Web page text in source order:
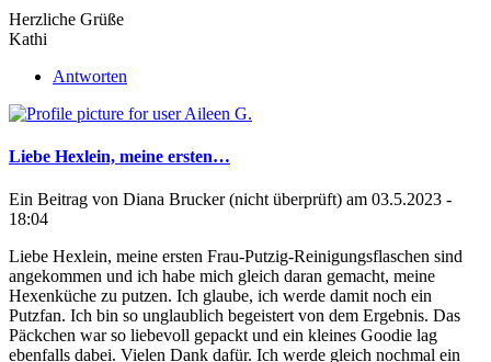
Herzliche Grüße
Kathi
Antworten
Liebe Hexlein, meine ersten…
Ein Beitrag von Diana Brucker (nicht überprüft) am 03.5.2023 -
18:04
Liebe Hexlein, meine ersten Frau-Putzig-Reinigungsflaschen sind
angekommen und ich habe mich gleich daran gemacht, meine
Hexenküche zu putzen. Ich glaube, ich werde damit noch ein
Putzfan. Ich bin so unglaublich begeistert von dem Ergebnis. Das
Päckchen war so liebevoll gepackt und ein kleines Goodie lag
ebenfalls dabei. Vielen Dank dafür. Ich werde gleich nochmal ein